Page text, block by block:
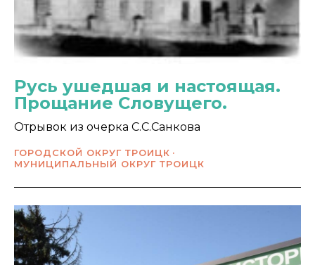
Русь ушедшая и настоящая.
Прощание Словущего.
Отрывок из очерка С.С.Санкова
ГОРОДСКОЙ ОКРУГ ТРОИЦК
МУНИЦИПАЛЬНЫЙ ОКРУГ ТРОИЦК